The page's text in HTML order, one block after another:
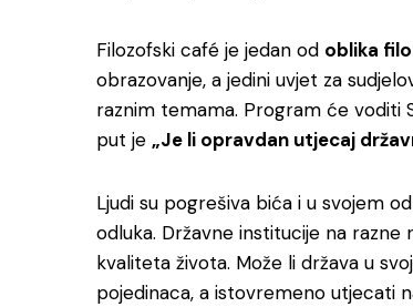
Filozofski café je jedan od oblika
obrazovanje, a jedini uvjet za
raznim temama. Program će voditi
put je „Je li opravdan utjecaj
Ljudi su pogrešiva bića i u svojem
odluka. Državne institucije na razne
kvaliteta života. Može li država u
pojedinaca, a istovremeno utjecati